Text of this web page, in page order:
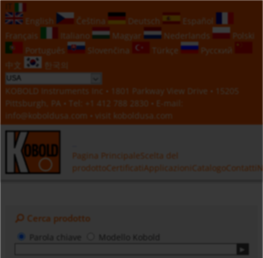
English
Čeština Deutsch
Español
Français
Italiano Magyar Nederlands
Polski
Português
Slovenčina Türkçe
Русский
中文
한국의
KOBOLD Instruments Inc • 1801 Parkway View Drive • 15205
Pittsburgh, PA • Tel:
+1 412 788 2830 • E-mail:
info@koboldusa.com • visit koboldusa.com
Pagina PrincipaleScelta del
prodottoCertificati Applicazioni CatalogoContatti
Cerca prodotto
Modello Kobold